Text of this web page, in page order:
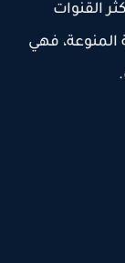
القنوات
فهي